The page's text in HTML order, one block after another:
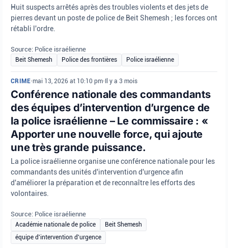
Huit suspects arrêtés après des troubles violents et des jets de
pierres devant un poste de police de Beit Shemesh ; les forces ont
rétabli l'ordre.
Source: Police israélienne
Beit Shemesh Police des frontières Police israélienne
CRIME•mai 13, 2026 at 10:10 pm• Il y a 3 mois
Conférence nationale des commandants
des équipes d’intervention d’urgence de
la police israélienne – Le commissaire : «
Apporter une nouvelle force, qui ajoute
une très grande puissance.
La police israélienne organise une conférence nationale pour les
commandants des unités d'intervention d'urgence afin
d'améliorer la préparation et de reconnaître les efforts des
volontaires.
Source: Police israélienne
Académie nationale de police
Beit Shemesh
équipe d'intervention d'urgence